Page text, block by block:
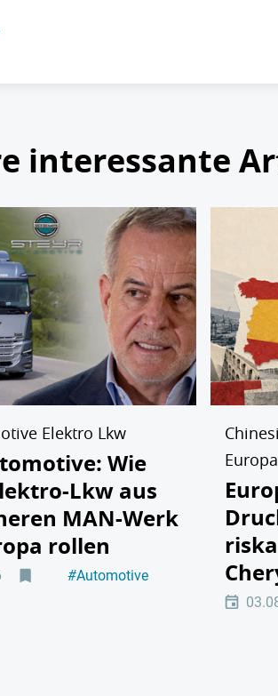
interessante
Elektro Lkw
Wie
Lkw aus
MAN-Werk
rollen
#Automotive
Europa